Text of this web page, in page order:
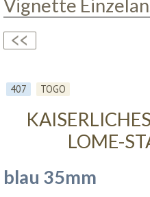
Vignette
407 TOGO
LOME-
blau 35mm